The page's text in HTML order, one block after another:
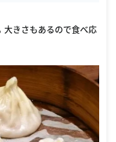
大きさもあるので食べ応